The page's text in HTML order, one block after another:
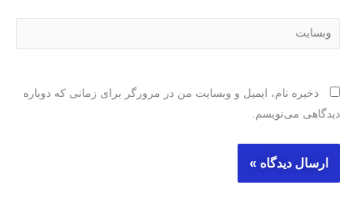
وبسایت
ذخیره نام، ایمیل و وبسایت من در مرورگر برای زمانی که دوباره
دیدگاهی می‌نویسم.